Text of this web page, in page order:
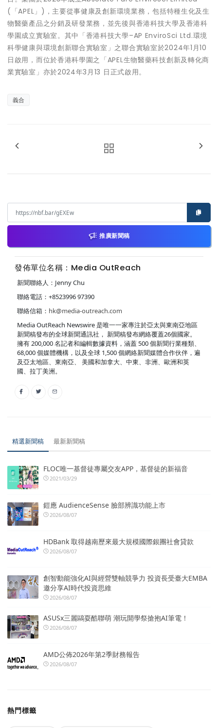
(「APEL」)，主要從事健康及創新環境業務，包括特種生化及生
物醫藥產品之分銷及研發業務，並先後與香港科技大學及香港科
學園成立實驗室。其中「香港科技大學–AP EnviroSci Ltd.環境
科學健康與環境創新聯合實驗室」之聯合實驗室於2024年1月10
日啟用，而位於香港科學園之「APEL生物醫藥科技創新及轉化商
業實驗室」亦於2024年3月13 日正式啟用。
義合
推廣新聞稿
發佈單位名稱：Media OutReach
新聞聯絡人：Jenny Chu
聯絡電話：+8523996 97390
聯絡信箱： hk@media-outreach.com
Media OutReach Newswire 是唯一一家專注於亞太與東南亞地區
新聞稿發布的全球新聞通訊社， 新聞稿發布網絡覆蓋26個國家。
擁有 200,000 名記者和編輯數據資料，涵蓋 500 個新聞行業種類、
68,000 個媒體機構，以及全球 1,500 個網絡新聞媒體合作伙伴，遍
及亞太地區、東南亞、 美國和加拿大、中東、非洲、歐洲和英
國、拉丁美洲。
精選新聞稿 最新新聞稿
FLOC唯一基督徒專屬交友APP，基督徒的新福音
2021/03/29
鎧應 AudienceSense 臉部辨識功能上市
2026/08/07
HDBank 取得越南歷來最大規模國際銀團社會貸款
2026/08/07
創智動能強化AI與經營雙軸競爭力 投資長受臺大EMBA
邀分享AI時代投資思維
2026/08/07
ASUSx三麗鷗耍酷聯萌 潮玩開學祭搶抱AI筆電！
2026/08/07
AMD公佈2026年第2季財務報告
2026/08/07
熱門標籤